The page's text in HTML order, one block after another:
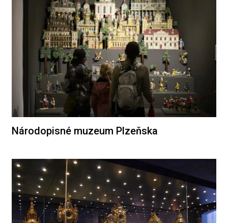
Národopisné muzeum Plzeňska